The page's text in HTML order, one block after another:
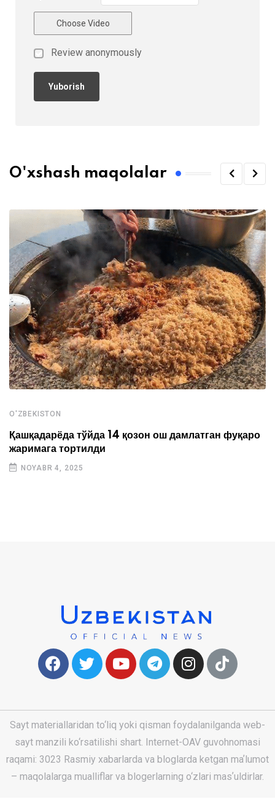
Choose Video
Review anonymously
O'xshash maqolalar
O'ZBEKISTON
Қашқадарёда тўйда 14 қозон ош дамлатган фуқаро
жаримага тортилди
NOYABR 4, 2025
Sayt materiallaridan to‘liq yoki qisman foydalanilganda web-
sayt manzili ko‘rsatilishi shart. Internet-OAV guvohnomasi
raqami: 3023 Rasmiy xabarlarda va bloglarda ketgan maʼlumot
– maqolalarga mualliflar va blogerlarning o‘zlari masʼuldirlar.